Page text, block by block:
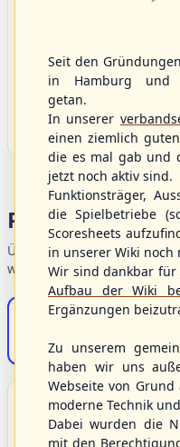
Bargenstedt
Beavers
Portalbereiche
Übersicht der
weiterführende
S/HBV-Shop
Der Onlineshop
Unser Sport
Grundlagen und
Seit den
in Hamburg und
getan.
In unserer
einen ziemlich
die es mal gab und
jetzt noch aktiv sind.
Funktionsträger,
die Spielbetriebe
Scoresheets
in unserer Wiki noch
Wir sind dankbar
Aufbau der Wiki
Ergänzungen
Zu unserem
haben wir uns
Webseite von
moderne Technik
Dabei wurden die
mit den